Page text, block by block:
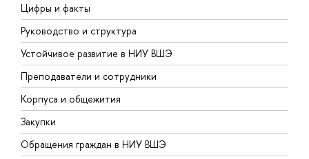
Цифры и факты
Руководство и структура
Устойчивое развитие в НИУ ВШЭ
Преподаватели и сотрудники
Корпуса и общежития
Закупки
Обращения граждан в НИУ ВШЭ